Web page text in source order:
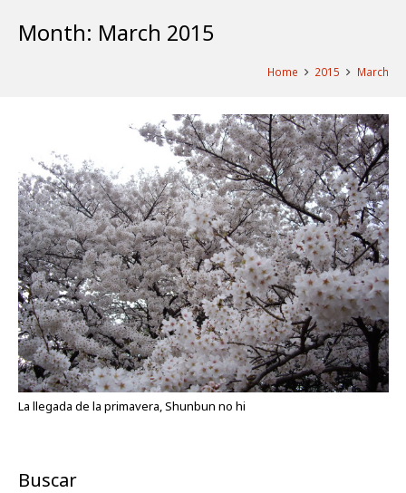
Month: March 2015
Home 2015 March
La llegada de la primavera, Shunbun no hi
Buscar